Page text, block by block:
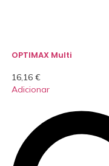
OPTIMAX Multi
16,16 €
Adicionar